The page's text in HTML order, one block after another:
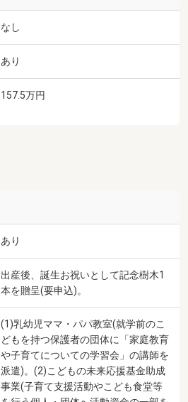
なし
あり
157.5万円
あり
出産後、誕生お祝いとして記念樹木1
本を贈呈(要申込)。
(1)乳幼児ママ・パパ教室(就学前のこ
どもを持つ保護者の団体に「家庭教育
や子育てについての学習会」の講師を
派遣)。(2)こどもの未来応援基金助成
事業(子育て支援活動やこども食堂等